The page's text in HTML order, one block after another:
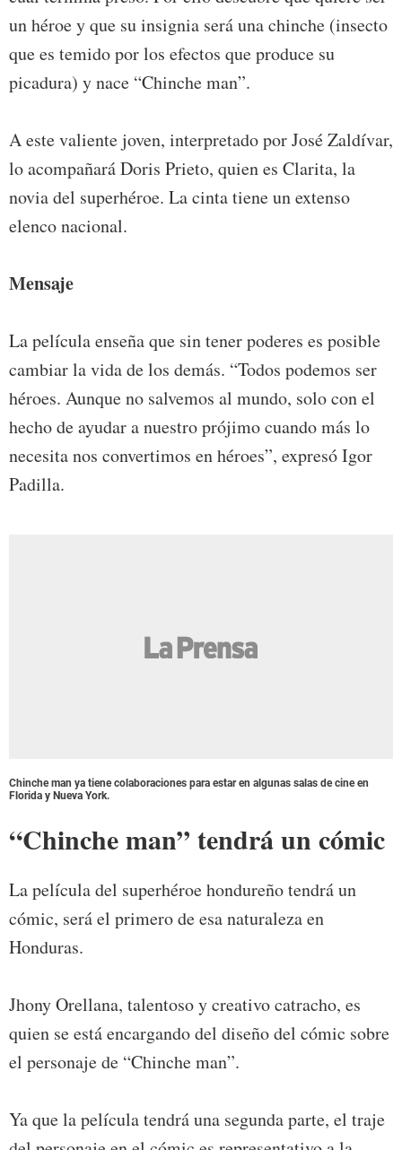
un héroe y que su insignia será una chinche (insecto
que es temido por los efectos que produce su
picadura) y nace “Chinche man”.
A este valiente joven, interpretado por José Zaldívar,
lo acompañará Doris Prieto, quien es Clarita, la
novia del superhéroe. La cinta tiene un extenso
elenco nacional.
Mensaje
La película enseña que sin tener poderes es posible
cambiar la vida de los demás. “Todos podemos ser
héroes. Aunque no salvemos al mundo, solo con el
hecho de ayudar a nuestro prójimo cuando más lo
necesita nos convertimos en héroes”, expresó Igor
Padilla.
Chinche man ya tiene colaboraciones para estar en algunas salas de cine en
Florida y Nueva York.
“Chinche man” tendrá un cómic
La película del superhéroe hondureño tendrá un
cómic, será el primero de esa naturaleza en
Honduras.
Jhony Orellana, talentoso y creativo catracho, es
quien se está encargando del diseño del cómic sobre
el personaje de “Chinche man”.
Ya que la película tendrá una segunda parte, el traje